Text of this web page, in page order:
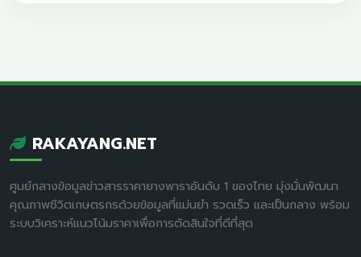
RAKAYANG.NET
ศูนย์กลางข้อมูลข่าวสารราคายางพาราอันดับ 1 ของไทย มุ่งมั่นพัฒนา
คุณภาพชีวิตเกษตรกรด้วยข้อมูลที่แม่นยำ รวดเร็ว และเป็นกลาง พร้อม
ระบบวิเคราะห์แนวโน้มราคาเพื่อการตัดสินใจที่ดีที่สุด